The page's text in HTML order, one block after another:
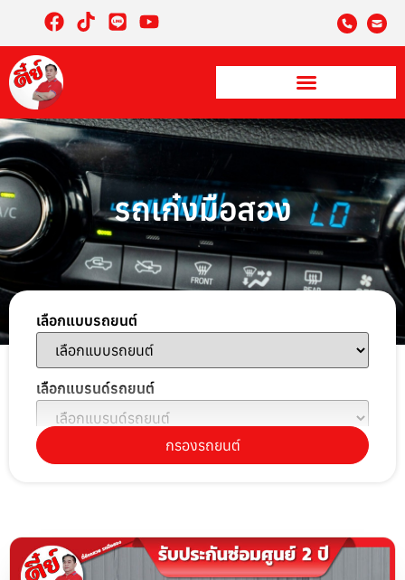
รถเก๋งมือสอง
เลือกแบบรถยนต์
เลือกแบรนด์รถยนต์
เลือกรุ่นรถยนต์
กรองรถยนต์